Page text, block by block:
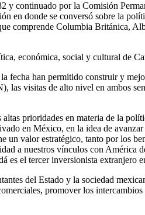
continuado por la Comisión
en donde se conversó sobre la
comprende Columbia Británica,
económica, social y cultural de
fecha han permitido construir y
visitas de alto nivel en ambos
prioridades en materia de la
en México, en la idea de
valor estratégico, tanto por los
a nuestros vínculos con América
el tercer inversionista extranjero
del Estado y la sociedad
promover los